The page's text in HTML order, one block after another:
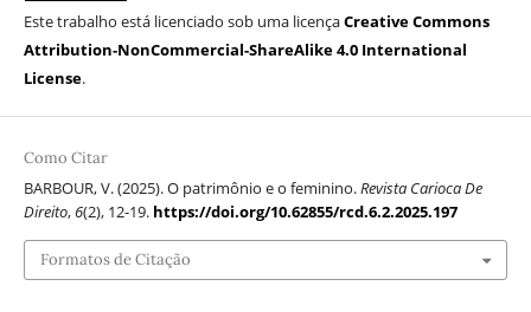
Este trabalho está licenciado sob uma licençaCreative Commons
Attribution-NonCommercial-ShareAlike 4.0 International
License.
Como Citar
BARBOUR, V. (2025). O patrimônio e o feminino.Revista Carioca De
Direito,6(2), 12-19. https://doi.org/10.62855/rcd.6.2.2025.197
Formatos de Citação